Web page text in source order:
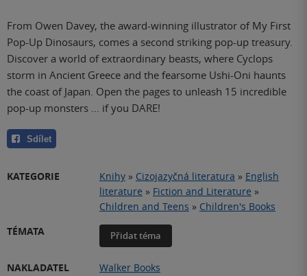
From Owen Davey, the award-winning illustrator of My First
Pop-Up Dinosaurs, comes a second striking pop-up treasury.
Discover a world of extraordinary beasts, where Cyclops
storm in Ancient Greece and the fearsome Ushi-Oni haunts
the coast of Japan. Open the pages to unleash 15 incredible
pop-up monsters ... if you DARE!
Sdílet
KATEGORIE Knihy » Cizojazyčná literatura » English
literature » Fiction and Literature »
Children and Teens » Children's Books
TÉMATA
Přidat téma
NAKLADATEL
Walker Books